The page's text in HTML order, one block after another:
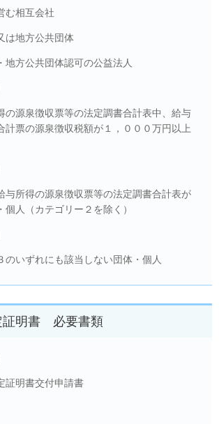
む相互会社
は地方公共団体
地方公共団体認可の公益法人
の源泉徴収票等の法定調書合計表中、給与
計票の源泉徴収税額が１，０００万円以上
与所得の源泉徴収票等の法定調書合計表が
個人（カテゴリー２を除く）
のいずれにも該当しない団体・個人
証明書 必要書類
証明書交付申請書